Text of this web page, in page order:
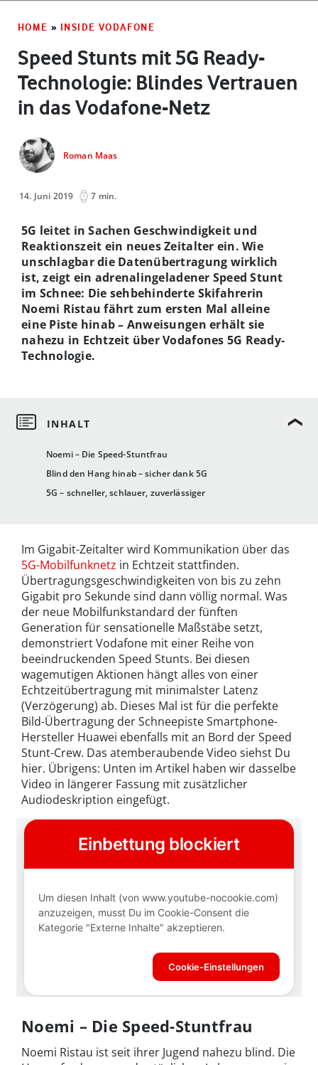
HOME » INSIDE VODAFONE
Speed Stunts mit 5G Ready-
Technologie: Blindes Vertrauen
in das Vodafone-Netz
Roman Maas
14. Juni 2019 7 min.
Noemi – Die Speed-Stuntfrau
Blind den Hang hinab – sicher dank 5G
5G – schneller, schlauer, zuverlässiger
5G leitet in Sachen Geschwindigkeit und
Reaktionszeit ein neues Zeitalter ein. Wie
unschlagbar die Datenübertragung wirklich
ist, zeigt ein adrenalingeladener Speed Stunt
im Schnee: Die sehbehinderte Skifahrerin
Noemi Ristau fährt zum ersten Mal alleine
eine Piste hinab – Anweisungen erhält sie
nahezu in Echtzeit über Vodafones 5G Ready-
Technologie.
Im Gigabit-Zeitalter wird Kommunikation über das
5G-Mobilfunknetz in Echtzeit stattfinden.
Übertragungsgeschwindigkeiten von bis zu zehn
Gigabit pro Sekunde sind dann völlig normal. Was
der neue Mobilfunkstandard der fünften
Generation für sensationelle Maßstäbe setzt,
demonstriert Vodafone mit einer Reihe von
beeindruckenden Speed Stunts. Bei diesen
wagemutigen Aktionen hängt alles von einer
Echtzeitübertragung mit minimalster Latenz
(Verzögerung) ab. Dieses Mal ist für die perfekte
Bild-Übertragung der Schneepiste Smartphone-
Hersteller Huawei ebenfalls mit an Bord der Speed
Stunt-Crew. Das atemberaubende Video siehst Du
hier. Übrigens: Unten im Artikel haben wir dasselbe
Video in längerer Fassung mit zusätzlicher
Audiodeskription eingefügt.
Noemi – Die Speed-Stuntfrau
Noemi Ristau ist seit ihrer Jugend nahezu blind. Die